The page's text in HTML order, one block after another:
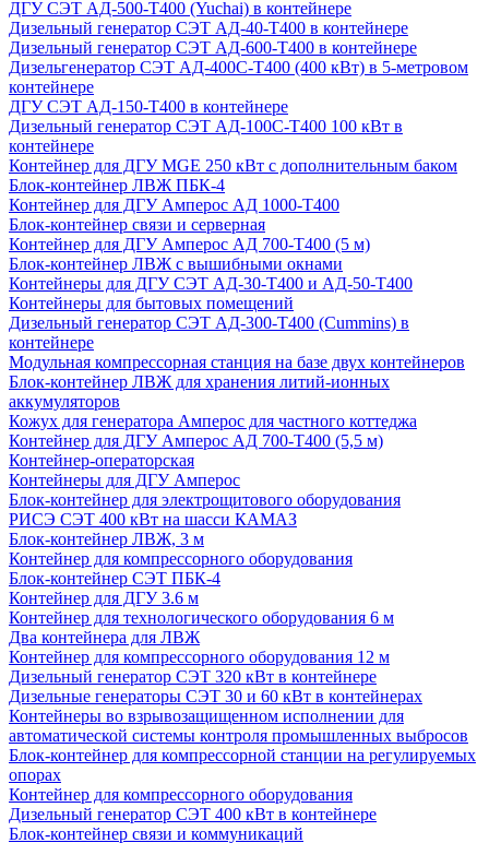
ДГУ СЭТ АД-500-Т400 (Yuchai) в контейнере
Дизельный генератор СЭТ АД-40-Т400 в контейнере
Дизельный генератор СЭТ АД-600-Т400 в контейнере
Дизельгенератор СЭТ АД-400С-Т400 (400 кВт) в 5-метровом
контейнере
ДГУ СЭТ АД-150-Т400 в контейнере
Дизельный генератор СЭТ АД-100С-Т400 100 кВт в
контейнере
Контейнер для ДГУ MGE 250 кВт с дополнительным баком
Блок-контейнер ЛВЖ ПБК-4
Контейнер для ДГУ Амперос АД 1000-Т400
Блок-контейнер связи и серверная
Контейнер для ДГУ Амперос АД 700-Т400 (5 м)
Блок-контейнер ЛВЖ с вышибными окнами
Контейнеры для ДГУ СЭТ АД-30-Т400 и АД-50-Т400
Контейнеры для бытовых помещений
Дизельный генератор СЭТ АД-300-Т400 (Cummins) в
контейнере
Модульная компрессорная станция на базе двух контейнеров
Блок-контейнер ЛВЖ для хранения литий-ионных
аккумуляторов
Кожух для генератора Амперос для частного коттеджа
Контейнер для ДГУ Амперос АД 700-Т400 (5,5 м)
Контейнер-операторская
Контейнеры для ДГУ Амперос
Блок-контейнер для электрощитового оборудования
РИСЭ СЭТ 400 кВт на шасси КАМАЗ
Блок-контейнер ЛВЖ, 3 м
Контейнер для компрессорного оборудования
Блок-контейнер СЭТ ПБК-4
Контейнер для ДГУ 3.6 м
Контейнер для технологического оборудования 6 м
Два контейнера для ЛВЖ
Контейнер для компрессорного оборудования 12 м
Дизельный генератор СЭТ 320 кВт в контейнере
Дизельные генераторы СЭТ 30 и 60 кВт в контейнерах
Контейнеры во взрывозащищенном исполнении для
автоматической системы контроля промышленных выбросов
Блок-контейнер для компрессорной станции на регулируемых
опорах
Контейнер для компрессорного оборудования
Дизельный генератор СЭТ 400 кВт в контейнере
Блок-контейнер связи и коммуникаций